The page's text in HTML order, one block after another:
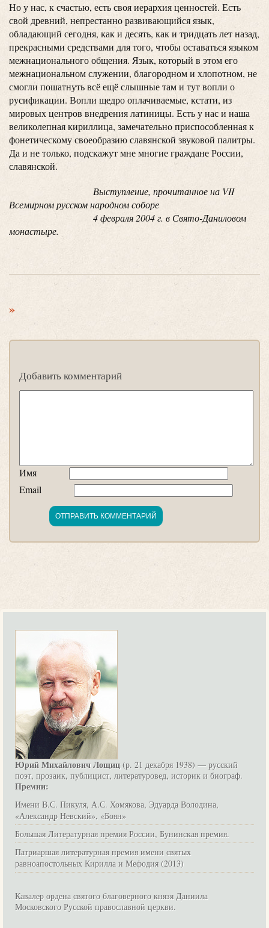
Но у нас, к счастью, есть своя иерархия ценностей. Есть
свой древний, непрестанно развивающийся язык,
обладающий сегодня, как и десять, как и тридцать лет назад,
прекрасными средствами для того, чтобы оставаться языком
межнационального общения. Язык, который в этом его
межнациональном служении, благородном и хлопотном, не
смогли пошатнуть всё ещё слышные там и тут вопли о
русификации. Вопли щедро оплачиваемые, кстати, из
мировых центров внедрения латиницы. Есть у нас и наша
великолепная кириллица, замечательно приспособленная к
фонетическому своеобразию славянской звуковой палитры.
Да и не только, подскажут мне многие граждане России,
славянской.
Выступление, прочитанное на VII
Всемирном русском народном соборе
4 февраля 2004 г. в Свято-Даниловом
монастыре.
»
Добавить комментарий
Имя
Email
Юрий Михайлович Лощиц (р. 21 декабря 1938) — русский
поэт, прозаик, публицист, литературовед, историк и биограф.
Премии:
Имени В.С. Пикуля, А.С. Хомякова, Эдуарда Володина,
«Александр Невский», «Боян»
Большая Литературная премия России, Бунинская премия.
Патриаршая литературная премия имени святых
равноапостольных Кирилла и Мефодия (2013)
Кавалер ордена святого благоверного князя Даниила
Московского Русской православной церкви.